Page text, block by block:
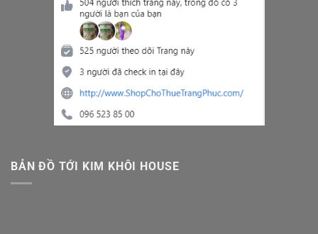
BẢN ĐỒ TỚI KIM KHÔI HOUSE